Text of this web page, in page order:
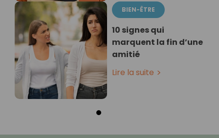
BIEN-ÊTRE
10 signes qui
marquent la fin d’une
amitié
Lire la suite